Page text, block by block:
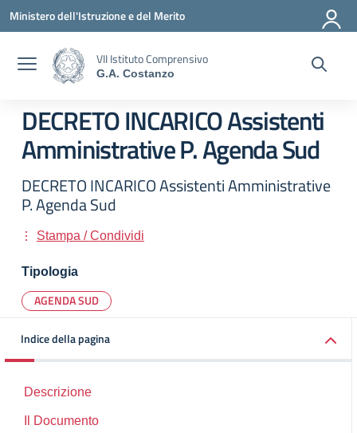
Ministero dell'Istruzione e del Merito
VII Istituto Comprensivo
G.A. Costanzo
DECRETO INCARICO Assistenti
Amministrative P. Agenda Sud
DECRETO INCARICO Assistenti Amministrative
P. Agenda Sud
Stampa / Condividi
Tipologia
AGENDA SUD
Indice della pagina
Descrizione
Il Documento